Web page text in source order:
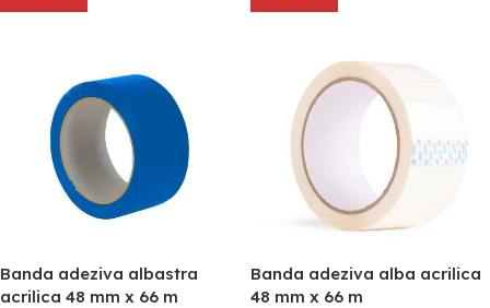
Banda adeziva albastra
acrilica 48 mm x 66 m
Banda adeziva alba acrilica
48 mm x 66 m